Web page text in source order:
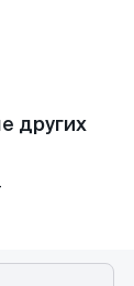
других